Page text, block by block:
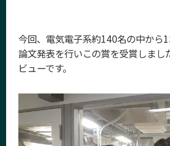
今回、電気電子系約140名の中から
論文発表を行いこの賞を受賞しまし
ビューです。
入学案内
Admissions
電気電子系 News
News 一覧
カテゴリ別